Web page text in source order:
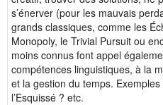
s’énerver (pour les mauvais
grands classiques, comme les
Monopoly, le Trivial Pursuit ou
moins connus font appel
compétences linguistiques, à la
et la gestion du temps.
l’Esquissé ? etc.